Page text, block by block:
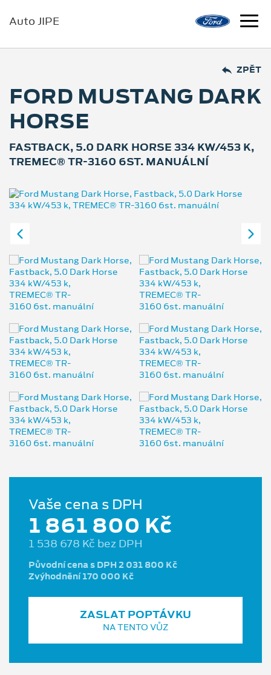
Auto JIPE
ZPĚT
FORD MUSTANG DARK
HORSE
FASTBACK, 5.0 DARK HORSE 334 KW/453 K,
TREMEC® TR-3160 6ST. MANUÁLNÍ
Vaše cena s DPH
1 861 800 Kč
1 538 678 Kč bez DPH
Původní cena s DPH 2 031 800 Kč
Zvýhodnění 170 000 Kč
ZASLAT POPTÁVKU
NA TENTO VŮZ